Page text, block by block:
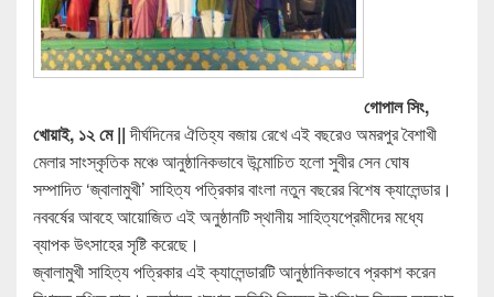
গোপাল সিং,
খোয়াই, ১২ মে ||দীর্ঘদিনের ঐতিহ্য বজায় রেখে এই বছরেও অমরপুর বৈশাখী
মেলার সাংস্কৃতিক মঞ্চে আনুষ্ঠানিকভাবে উন্মোচিত হলো সুবীর সেন ঘোষ
সম্পাদিত ‘জ্বালামুখী’ সাহিত্য পত্রিকার বাংলা নতুন বছরের বিশেষ ক্যালেন্ডার।
নববর্ষের আবহে আয়োজিত এই অনুষ্ঠানটি স্থানীয় সাহিত্যপ্রেমীদের মধ্যে
ব্যাপক উৎসাহের সৃষ্টি করেছে।
জ্বালামুখী সাহিত্য পত্রিকার এই ক্যালেন্ডারটি আনুষ্ঠানিকভাবে প্রকাশ করেন